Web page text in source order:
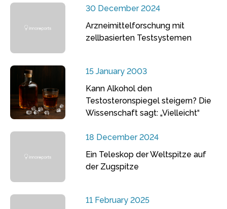
30 December 2024
Arzneimittelforschung mit
zellbasierten Testsystemen
15 January 2003
Kann Alkohol den
Testosteronspiegel steigern? Die
Wissenschaft sagt: „Vielleicht“
18 December 2024
Ein Teleskop der Weltspitze auf
der Zugspitze
11 February 2025